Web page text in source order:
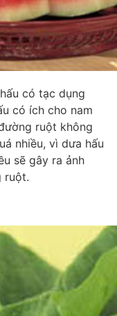
có tạc dụng
có ích cho nam
ruột không
nhiều, vì dưa hấu
sẽ gây ra ảnh
ruột.